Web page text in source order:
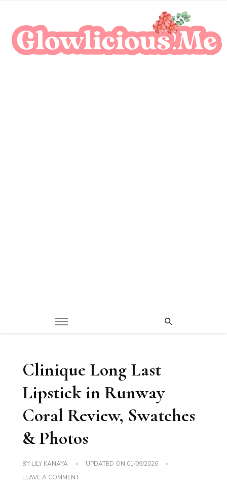
Clinique Long Last
Lipstick in Runway
Coral Review, Swatches
& Photos
BY LILY KANAYA UPDATED ON 01/09/2026
LEAVE A COMMENTON